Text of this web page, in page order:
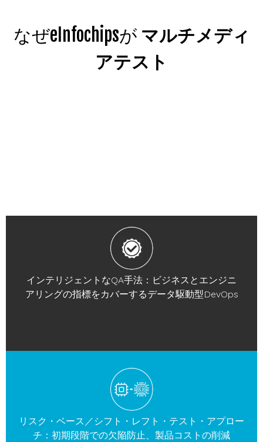
なぜeInfochipsが マルチメディ
アテスト
インテリジェントなQA手法：ビジネスとエンジニ
アリングの指標をカバーするデータ駆動型DevOps
リスク・ベース／シフト・レフト・テスト・アプロー
チ：初期段階での欠陥防止、製品コストの削減